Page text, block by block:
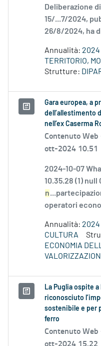
Deliberazione
15/...7/2024,
26/8/2024, ha
Annualità: 2024
TERRITORIO,
Strutture:
Gara europea, a
dell’allestimento
nell’ex Caserma
Contenuto Web
ott-2024 10.51
2024-10-07
10.35.28 (1)
n
operatori
Annualità: 2024
CULTURA
ECONOMIA
La Puglia ospite
riconosciuto
sostenibile e per
ferro
Contenuto Web
ott-2024 15.22